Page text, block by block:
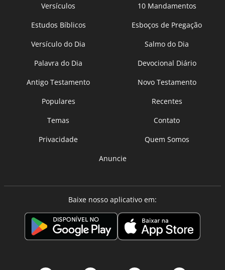
Versículos
10 Mandamentos
Estudos Bíblicos
Esboços de Pregação
Versículo do Dia
Salmo do Dia
Palavra do Dia
Devocional Diário
Antigo Testamento
Novo Testamento
Populares
Recentes
Temas
Contato
Privacidade
Quem Somos
Anuncie
Baixe nosso aplicativo em: